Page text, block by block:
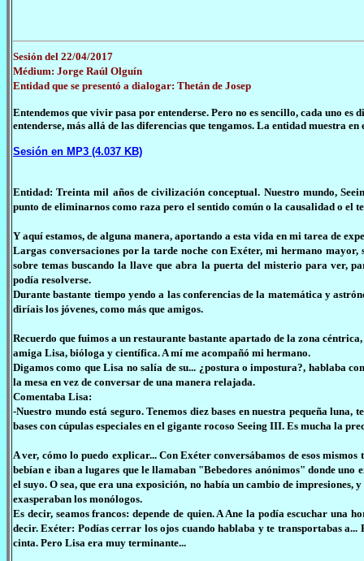
Sesión del 22/04/2017
Médium: Jorge Raúl Olguín
Entidad que se presentó a dialogar: Thetán de Josep
Entendemos que vivir pasa por entenderse. Pero no es sencillo, cada uno es
entenderse, más allá de las diferencias que tengamos. La entidad muestra en
Sesión en MP3 (4.037 KB)
Entidad: Treinta mil años de civilización conceptual. Nuestro mundo,
punto de eliminarnos como raza pero el sentido común o la causalidad o el
Y aquí estamos, de alguna manera, aportando a esta vida en mi tarea de
Largas conversaciones por la tarde noche con Exéter, mi hermano mayor,
sobre temas buscando la llave que abra la puerta del misterio para ver,
podía resolverse.
Durante bastante tiempo yendo a las conferencias de la matemática y
diríais los jóvenes, como más que amigos.
Recuerdo que fuimos a un restaurante bastante apartado de la zona
amiga Lisa, bióloga y científica. A mí me acompañó mi hermano.
Digamos como que Lisa no salía de su... ¿postura o impostura?, hablaba
la mesa en vez de conversar de una manera relajada.
Comentaba Lisa:
-Nuestro mundo está seguro. Tenemos diez bases en nuestra pequeña
bases con cúpulas especiales en el gigante rocoso Seeing III. Es mucha la
A ver, cómo lo puedo explicar... Con Exéter conversábamos de esos
bebían e iban a lugares que le llamaban "Bebedores anónimos" donde
el suyo. O sea, que era una exposición, no había un cambio de
exasperaban los monólogos.
Es decir, seamos francos: depende de quien. A Ane la podía escuchar una
decir. Exéter: Podías cerrar los ojos cuando hablaba y te transportabas a...
cinta. Pero Lisa era muy terminante...